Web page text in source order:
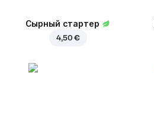
Сырный стартер
4,50 €